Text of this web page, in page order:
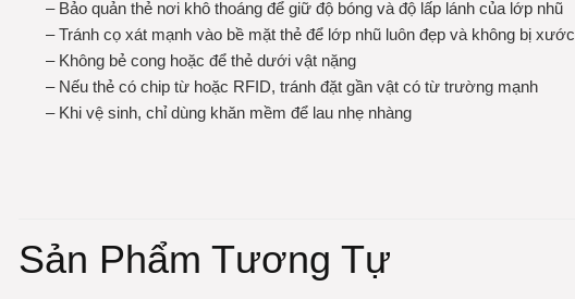
– Bảo quản thẻ nơi khô thoáng để giữ độ bóng và độ lấp lánh của lớp nhũ
– Tránh cọ xát mạnh vào bề mặt thẻ để lớp nhũ luôn đẹp và không bị xước
– Không bẻ cong hoặc để thẻ dưới vật nặng
– Nếu thẻ có chip từ hoặc RFID, tránh đặt gần vật có từ trường mạnh
– Khi vệ sinh, chỉ dùng khăn mềm để lau nhẹ nhàng
Sản Phẩm Tương Tự